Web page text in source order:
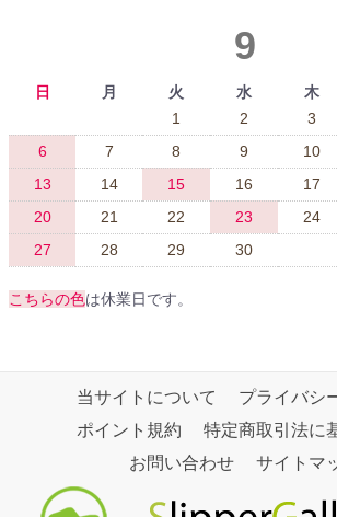
9
日 月 火 水 木
1
2 3
6
7 8 9 10
13
14 15 16 17
20
21 22 23 24
27
28 29 30
こちらの色は休業日です。
当サイトについて
プライバシ
ポイント規約
特定商取引法に
お問い合わせ
サイトマ